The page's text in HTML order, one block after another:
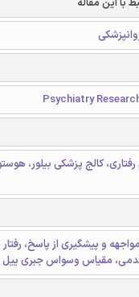
کالج پزشکی بیلور،
و پیشگیری از پاسخ، رفتار